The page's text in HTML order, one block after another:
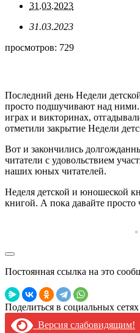
31.03.2023
31.03.2023
просмотров: 729
Последний день Недели
просто подшучивают над
играх и викторинах,
отметили закрытие Недели
Вот и закончились
читатели с удовольствием
наших юных читателей.
Неделя детской и юношеской
книгой. А пока давайте просто
Постоянная ссылка на это
Поделиться в социальных сетях
Версия слабовидящим!